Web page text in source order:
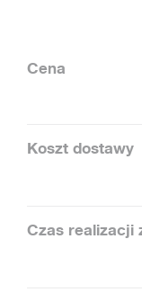
Cena
Koszt dostawy
Czas realizacji